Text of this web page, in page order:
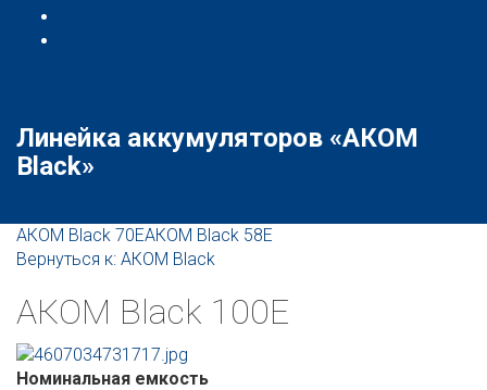
Линейка аккумуляторов «АКОМ
Black»
АКОМ Black 70EАКОМ Black 58E
Вернуться к: АКОМ Black
АКОМ Black 100E
Номинальная емкость